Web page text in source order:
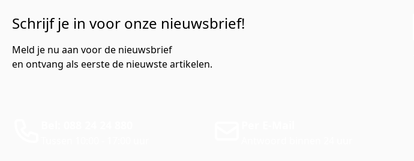
Schrijf je in voor onze nieuwsbrief!
Meld je nu aan voor de nieuwsbrief
en ontvang als eerste de nieuwste artikelen.